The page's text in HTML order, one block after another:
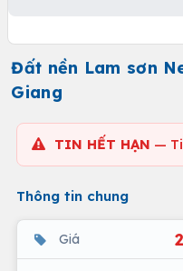
Đất nền Lam sơn
Giang
TIN HẾT HẠN —
Thông tin chung
Giá